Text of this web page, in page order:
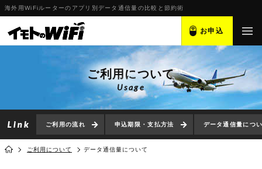
海外用WiFiルーターのアプリ別データ通信量の比較と節約術
お申込
ご利用について
Usage
ご利用の流れ 申込期限・支払方法 データ通信量につ
ご利用について データ通信量について